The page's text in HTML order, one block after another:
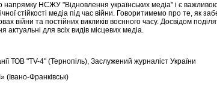
напрямку НСЖУ "Відновлення українських медіа" і є
стійкості медіа під час війни. Говоритимемо про те, як
війни та постійних викликів воєнного часу. Досвідом
актуальні для всіх видів місцевих медіа.
ТОВ "TV-4" (Тернопіль), Заслужений журналіст України
(Івано-Франківськ)